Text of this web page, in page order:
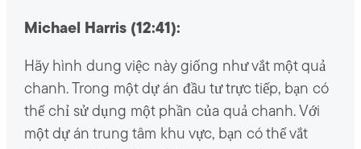
Michael Harris (12:41):
Hãy hình dung việc này giống như vắt một quả
chanh. Trong một dự án đầu tư trực tiếp, bạn có
thể chỉ sử dụng một phần của quả chanh. Với
một dự án trung tâm khu vực, bạn có thể vắt